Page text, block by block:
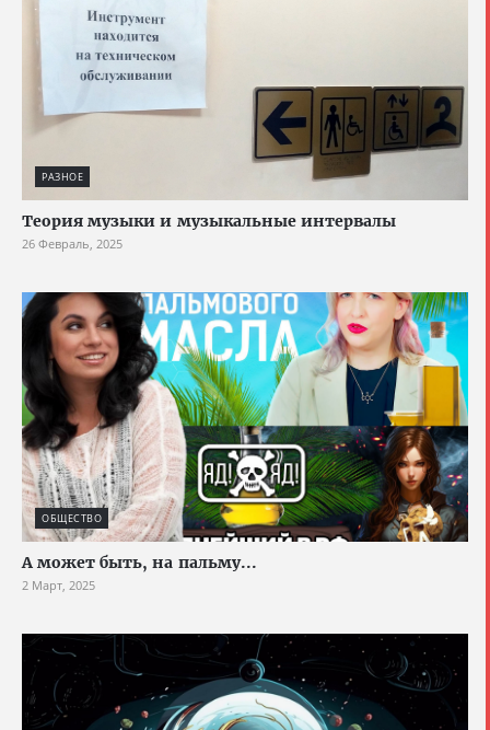
РАЗНОЕ
Теория музыки и музыкальные интервалы
26 Февраль, 2025
ОБЩЕСТВО
А может быть, на пальму...
2 Март, 2025